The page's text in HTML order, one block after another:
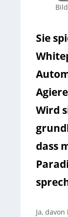
Sie
Wird
dass
Ja,